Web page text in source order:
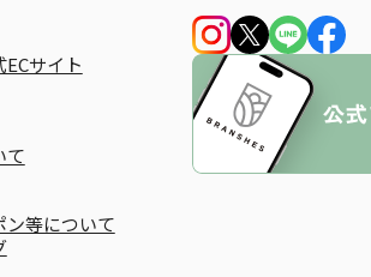
サイト
て
等について